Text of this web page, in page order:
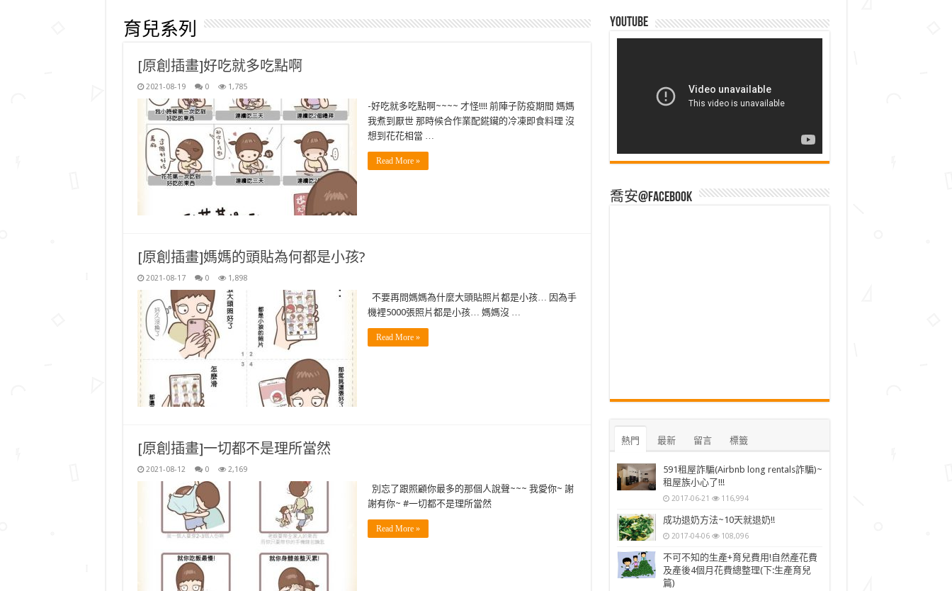
育兒系列
[原創插畫]好吃就多吃點啊
2021-08-19 0 1,785
-好吃就多吃點啊~~~~ 才怪!!!! 前陣子防疫期間 媽媽
我煮到厭世 那時候合作業配錵鑶的冷凍即食料理 沒
想到花花相當 …
Read More »
[原創插畫]媽媽的頭貼為何都是小孩?
2021-08-17 0 1,898
不要再問媽媽為什麼大頭貼照片都是小孩… 因為手
機裡5000張照片都是小孩… 媽媽沒 …
Read More »
[原創插畫]一切都不是理所當然
2021-08-12 0 2,169
別忘了跟照顧你最多的那個人說聲~~~ 我愛你~ 謝
謝有你~ #一切都不是理所當然
Read More »
Youtube
喬安@Facebook
熱門 最新 留言 標籤
591租屋詐騙(Airbnb long rentals詐騙)~
租屋族小心了!!!
2017-06-21 116,994
成功退奶方法~10天就退奶!!
2017-04-06 108,096
不可不知的生產+育兒費用!自然產花費
及產後4個月花費總整理(下:生產育兒
篇)